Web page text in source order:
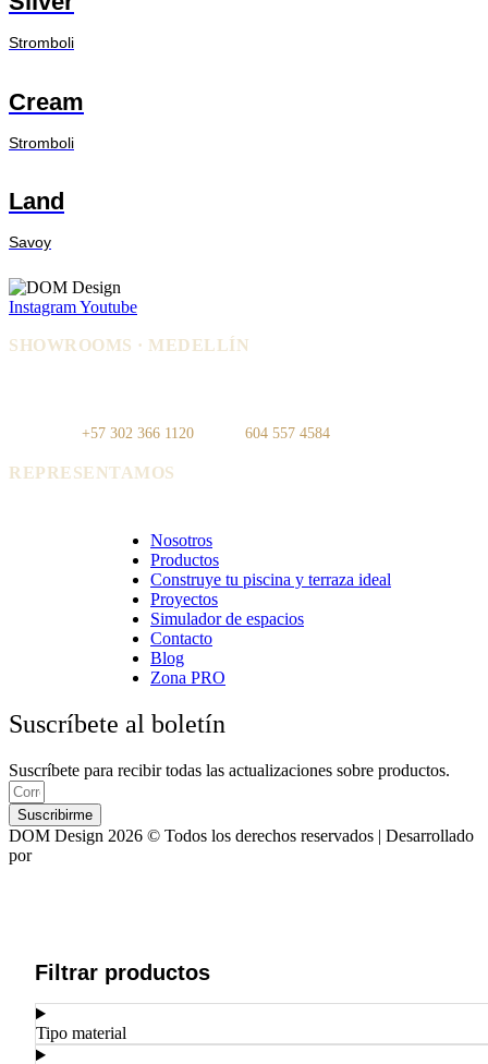
Stromboli
Cream
Stromboli
Land
Savoy
InstagramYoutube
SHOWROOMS · MEDELLÍN
+57 302 366 1120 604 557 4584
REPRESENTAMOS
Nosotros
Productos
Construye tu piscina y terraza ideal
Proyectos
Simulador de espacios
Contacto
Blog
Zona PRO
Suscríbete al boletín
Suscríbete para recibir todas las actualizaciones sobre productos.
Suscribirme
DOM Design 2026 © Todos los derechos reservados | Desarrollado
por
Filtrar productos
Tipo material